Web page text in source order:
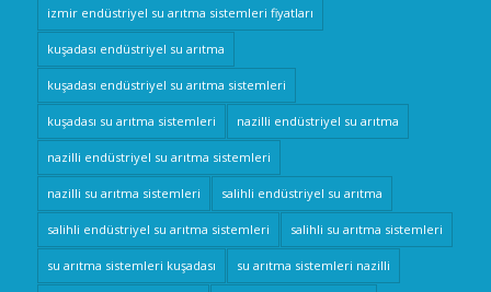
izmir endüstriyel su arıtma sistemleri fiyatları
kuşadası endüstriyel su arıtma
kuşadası endüstriyel su arıtma sistemleri
kuşadası su arıtma sistemleri nazilli endüstriyel su arıtma
nazilli endüstriyel su arıtma sistemleri
nazilli su arıtma sistemleri salihli endüstriyel su arıtma
salihli endüstriyel su arıtma sistemleri salihli su arıtma sistemleri
su arıtma sistemleri kuşadası su arıtma sistemleri nazilli